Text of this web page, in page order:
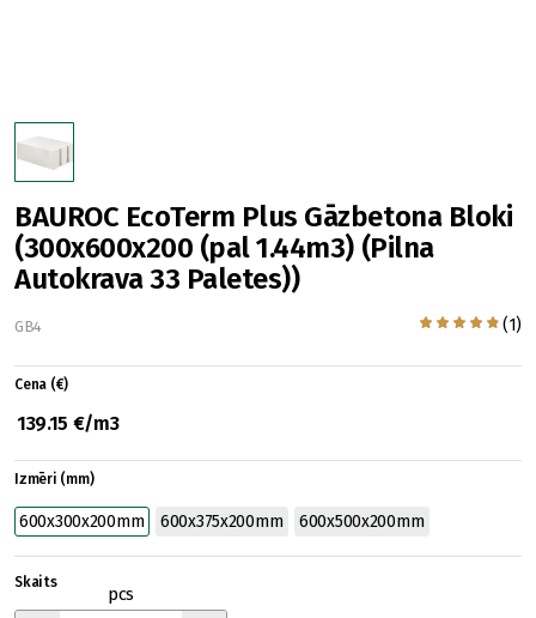
BAUROC EcoTerm Plus Gāzbetona Bloki
(300x600x200 (pal 1.44m3) (Pilna
Autokrava 33 Paletes))
(1)
GB4
Cena (€)
139.15 €/m3
Izmēri (mm)
600x300x200mm 600x375x200mm 600x500x200mm
Skaits
pcs